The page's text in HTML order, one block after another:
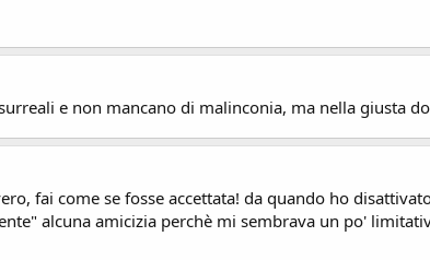
e non mancano di malinconia, ma nella giusta
fai come se fosse accettata! da quando ho
alcuna amicizia perchè mi sembrava un po'